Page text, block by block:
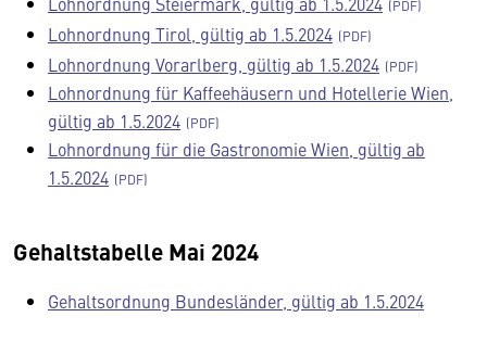
Lohnordnung Tirol, gültig ab 1.5.2024
Lohnordnung Vorarlberg, gültig ab 1.5.2024
Lohnordnung für Kaffeehäusern und Hotellerie Wien,
gültig ab 1.5.2024
Lohnordnung für die Gastronomie Wien, gültig ab
1.5.2024
Gehaltstabelle Mai 2024
Gehaltsordnung Bundesländer, gültig ab 1.5.2024